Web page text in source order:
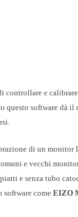
controllare e
questo software dà il
di un monitor
e vecchi
e senza tubo
software comeEIZO